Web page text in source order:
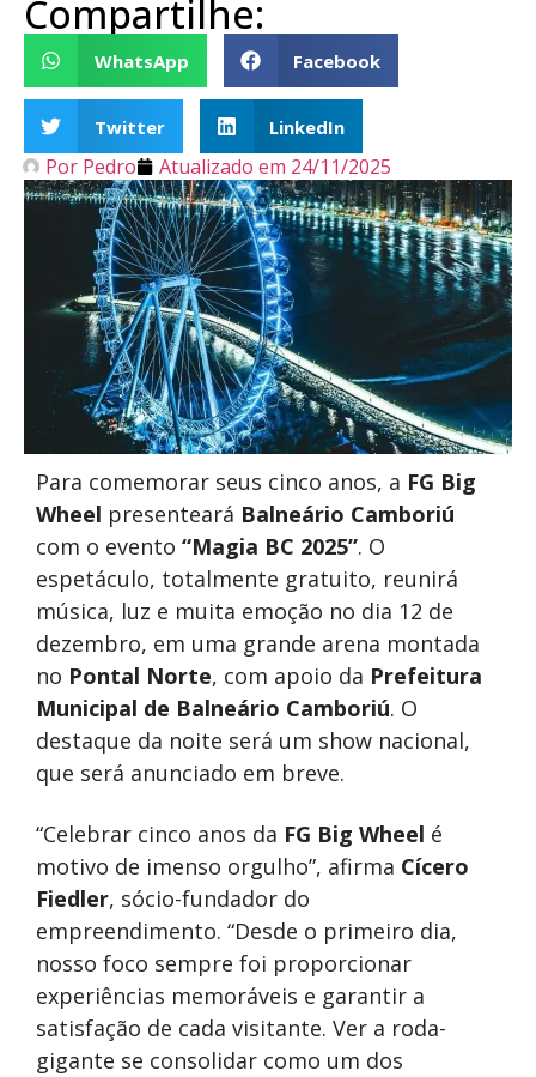
Compartilhe:
WhatsApp Facebook
Twitter LinkedIn
Por Pedro Atualizado em 24/11/2025
Para comemorar seus cinco anos, a FG Big
Wheel presenteará Balneário Camboriú
com o evento “Magia BC 2025”. O
espetáculo, totalmente gratuito, reunirá
música, luz e muita emoção no dia 12 de
dezembro, em uma grande arena montada
no Pontal Norte, com apoio da Prefeitura
Municipal de Balneário Camboriú. O
destaque da noite será um show nacional,
que será anunciado em breve.
“Celebrar cinco anos da FG Big Wheel é
motivo de imenso orgulho”, afirma Cícero
Fiedler, sócio-fundador do
empreendimento. “Desde o primeiro dia,
nosso foco sempre foi proporcionar
experiências memoráveis e garantir a
satisfação de cada visitante. Ver a roda-
gigante se consolidar como um dos